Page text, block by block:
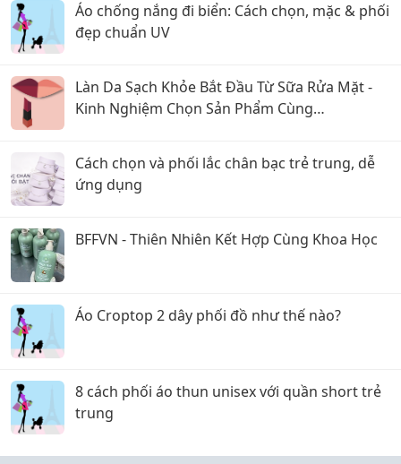
Áo chống nắng đi biển: Cách chọn, mặc & phối
đẹp chuẩn UV
Làn Da Sạch Khỏe Bắt Đầu Từ Sữa Rửa Mặt -
Kinh Nghiệm Chọn Sản Phẩm Cùng
Cách chọn và phối lắc chân bạc trẻ trung, dễ
ứng dụng
BFFVN - Thiên Nhiên Kết Hợp Cùng Khoa Học
Áo Croptop 2 dây phối đồ như thế nào?
8 cách phối áo thun unisex với quần short trẻ
trung